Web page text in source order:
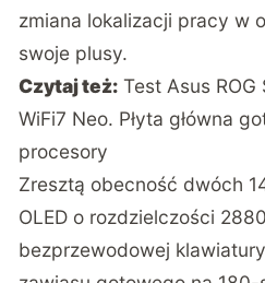
zmiana lokalizacji pracy w
swoje plusy.
Czytaj też: Test Asus
WiFi7 Neo. Płyta główna
procesory
Zresztą obecność dwóch
OLED o rozdzielczości
bezprzewodowej